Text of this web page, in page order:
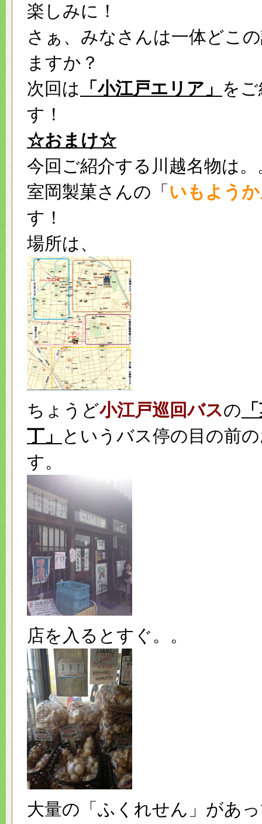
楽しみに！
さぁ、みなさんは一体どこ
ますか？
次回は
「小江戸エリア」 を
す！
☆おまけ☆
今回ご紹介する川越名物は。
室岡製菓さんの「 いもよう
す！
場所は、
ちょうど小江戸巡回バスの
丁」
というバス停の目の前
す。
店を入るとすぐ。。
大量の「ふくれせん」があ